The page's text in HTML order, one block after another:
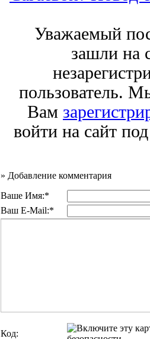
Уважаемый
зашли на
пользователь.
Вам
войти на сайт
» Добавление комментария
Ваше Имя:*
Ваш E-Mail:*
Код: